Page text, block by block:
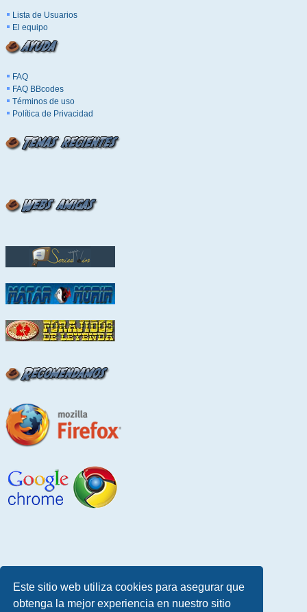
Este sitio web utiliza cookies para asegurar que
obtenga la mejor experiencia en nuestro sitio
Lista de Usuarios
El equipo
FAQ
FAQ BBcodes
Términos de uso
Política de Privacidad